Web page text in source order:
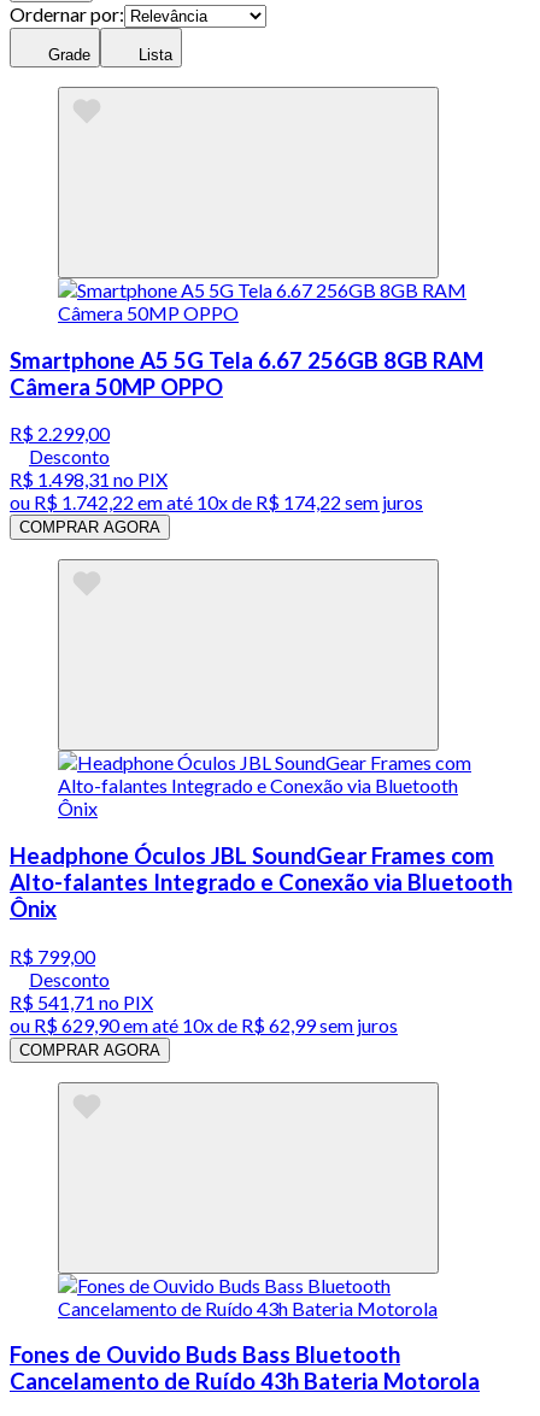
Ordernar por:
Grade Lista
Smartphone A5 5G Tela 6.67 256GB 8GB RAM
Câmera 50MP OPPO
R$ 2.299,00
Desconto
R$ 1.498,31 no PIX
ou R$ 1.742,22 em até 10x de R$ 174,22 sem juros
COMPRAR AGORA
Headphone Óculos JBL SoundGear Frames com
Alto-falantes Integrado e Conexão via Bluetooth
Ônix
R$ 799,00
Desconto
R$ 541,71 no PIX
ou R$ 629,90em até 10x de R$ 62,99 sem juros
COMPRAR AGORA
Fones de Ouvido Buds Bass Bluetooth
Cancelamento de Ruído 43h Bateria Motorola